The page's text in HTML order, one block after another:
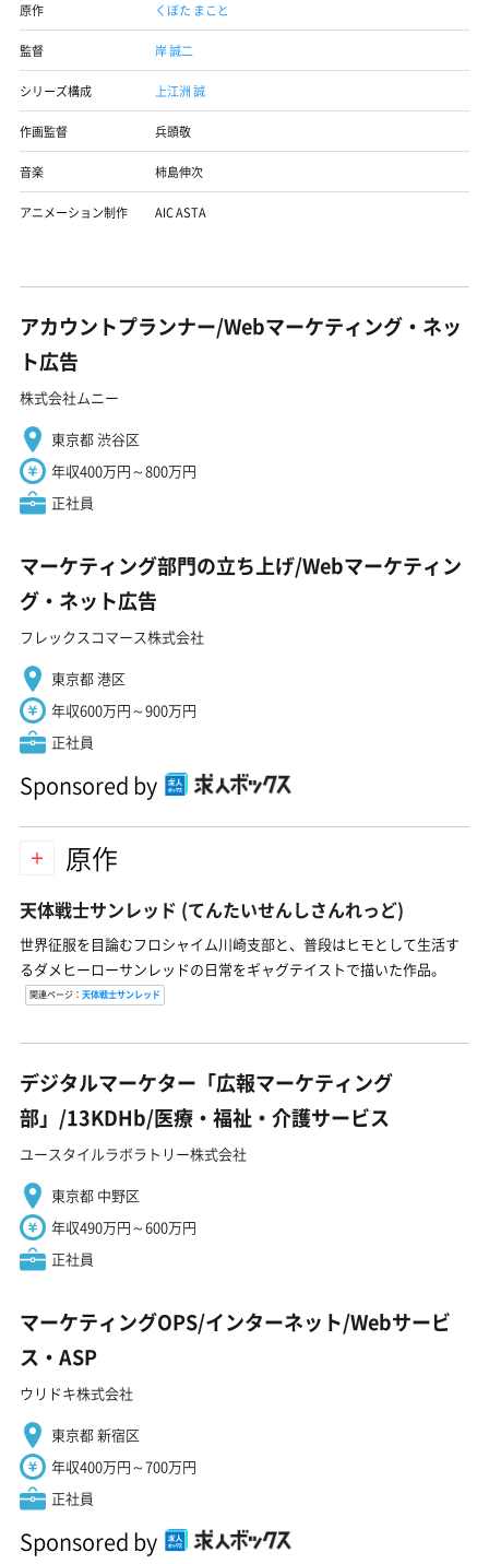
原作 くぼた まこと
監督 岸 誠二
シリーズ構成 上江洲 誠
作画監督 兵頭敬
音楽 柿島伸次
アニメーション制作 AIC ASTA
アカウントプランナー/Webマーケティング・ネッ
ト広告
株式会社ムニー
東京都 渋谷区
年収400万円～800万円
正社員
マーケティング部門の立ち上げ/Webマーケティン
グ・ネット広告
フレックスコマース株式会社
東京都 港区
年収600万円～900万円
正社員
Sponsored by
原作
天体戦士サンレッド (てんたいせんしさんれっど)
世界征服を目論むフロシャイム川崎支部と、普段はヒモとして生活す
るダメヒーローサンレッドの日常をギャグテイストで描いた作品。
関連ページ： 天体戦士サンレッド
デジタルマーケター「広報マーケティング
部」/13KDHb/医療・福祉・介護サービス
ユースタイルラボラトリー株式会社
東京都 中野区
年収490万円～600万円
正社員
マーケティングOPS/インターネット/Webサービ
ス・ASP
ウリドキ株式会社
東京都 新宿区
年収400万円～700万円
正社員
Sponsored by